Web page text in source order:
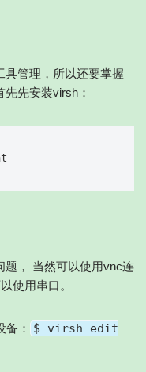
具管理，所以还要掌握
先安装virsh：
题， 当然可以使用vnc连
使用串口。
：
$ virsh edit